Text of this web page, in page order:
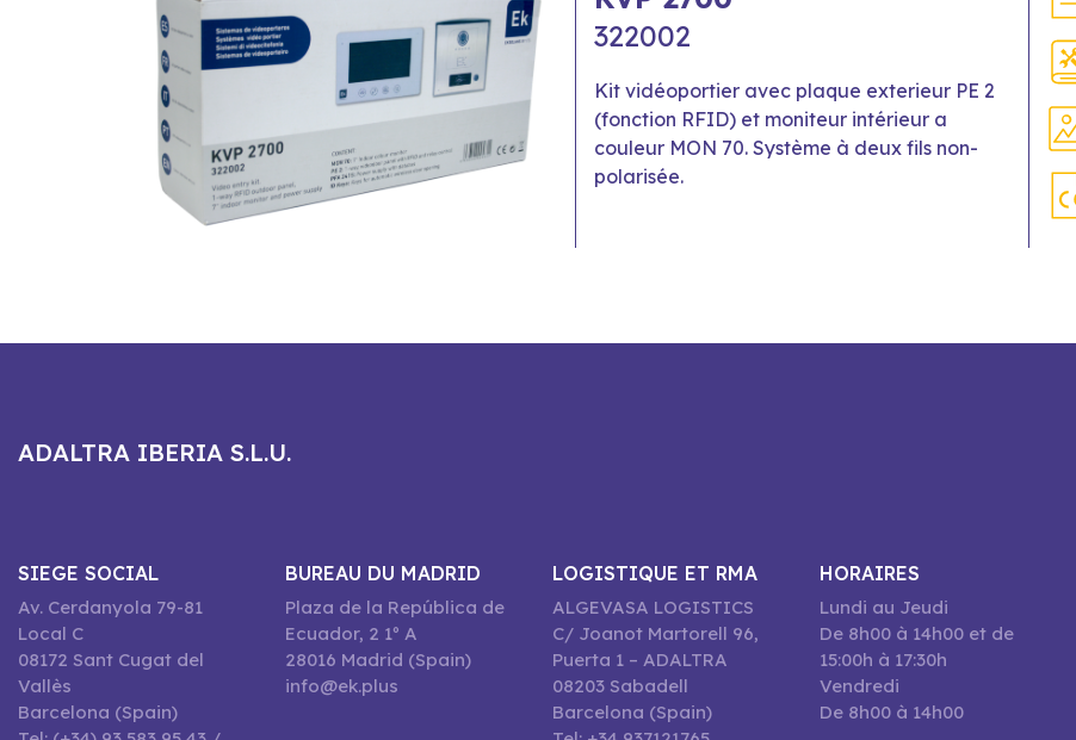
322002
Kit vidéoportier avec plaque exterieur PE 2
(fonction RFID) et moniteur intérieur a
couleur MON 70. Système à deux fils non-
polarisée.
ADALTRA IBERIA S.L.U.
SIEGE SOCIAL
Av. Cerdanyola 79-81
Local C
08172 Sant Cugat del
Vallès
Barcelona (Spain)
BUREAU DU MADRID
Plaza de la República de
Ecuador, 2 1º A
28016 Madrid (Spain)
info@ek.plus
LOGISTIQUE ET RMA
ALGEVASA LOGISTICS
C/ Joanot Martorell 96,
Puerta 1 – ADALTRA
08203 Sabadell
Barcelona (Spain)
HORAIRES
Lundi au Jeudi
De 8h00 à 14h00 et de
15:00h à 17:30h
Vendredi
De 8h00 à 14h00